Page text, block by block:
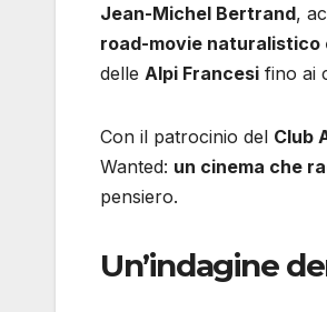
Jean-Michel Bertrand,
road-movie naturalistico
delle Alpi Francesi fino ai
Con il patrocinio del Club
Wanted: un cinema che
pensiero.
Un’indagine